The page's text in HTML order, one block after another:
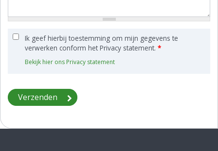
Ik geef hierbij toestemming om mijn gegevens te
verwerken conform het Privacy statement. *
Bekijk hier ons Privacy statement